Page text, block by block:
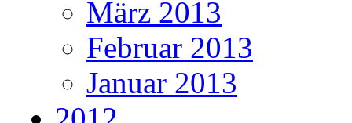
März 2013
Februar 2013
Januar 2013